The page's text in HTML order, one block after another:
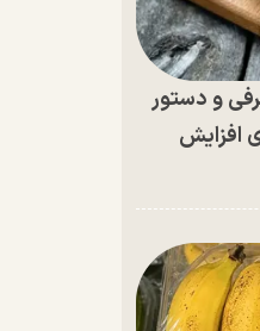
و دستور
افزایش